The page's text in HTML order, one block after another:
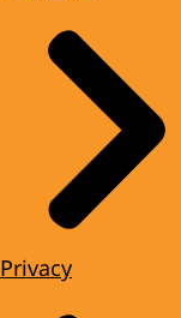
Privacy